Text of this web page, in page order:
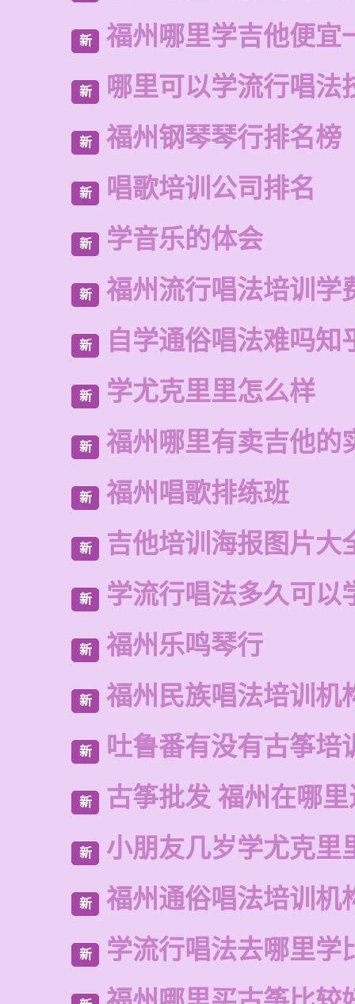
新 福州哪里学吉他便宜
新 哪里可以学流行唱法
新 福州钢琴琴行排名榜
新 唱歌培训公司排名
新 学音乐的体会
新 福州流行唱法培训学
新 自学通俗唱法难吗知
新 学尤克里里怎么样
新 福州哪里有卖吉他的
新 福州唱歌排练班
新 吉他培训海报图片大
新 学流行唱法多久可以
新 福州乐鸣琴行
新 福州民族唱法培训机
新 吐鲁番有没有古筝培
新 古筝批发 福州在哪
新 小朋友几岁学尤克里
新 福州通俗唱法培训机
新 学流行唱法去哪里学